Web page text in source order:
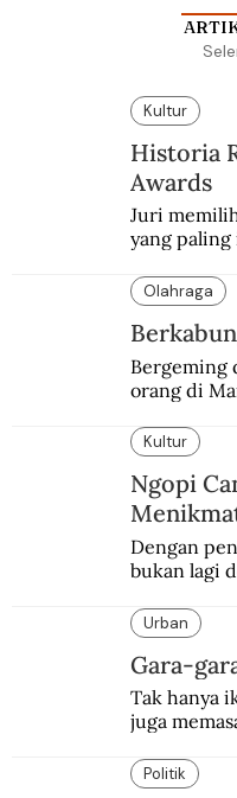
Kultur
Historia
Awards
Juri
yang
Olahraga
Bergeming
orang di
menimpa
Kultur
Ngopi
Dengan
bukan lagi
Urban
Gara-
Tak hanya
juga
memasang
Politik